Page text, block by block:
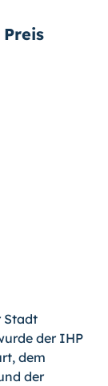
Stadt
der IHP
dem
der